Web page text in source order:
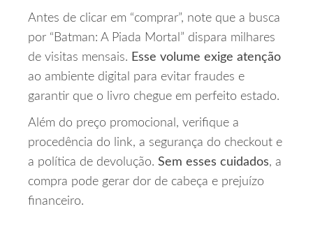
Antes de clicar em “comprar”, note que a busca
por “Batman: A Piada Mortal” dispara milhares
de visitas mensais. Esse volume exige atenção
ao ambiente digital para evitar fraudes e
garantir que o livro chegue em perfeito estado.
Além do preço promocional, verifique a
procedência do link, a segurança do checkout e
a política de devolução. Sem esses cuidados, a
compra pode gerar dor de cabeça e prejuízo
financeiro.